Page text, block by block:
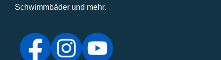
Schwimmbäder und mehr.